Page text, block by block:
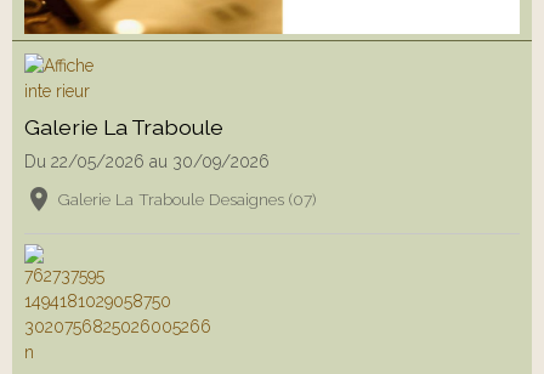
Galerie La Traboule
Du 22/05/2026 au 30/09/2026
Galerie La Traboule Desaignes (07)